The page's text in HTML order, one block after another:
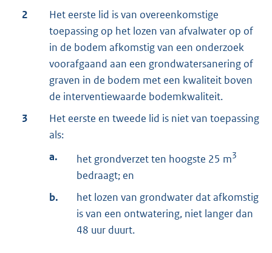
2
Het eerste lid is van overeenkomstige
toepassing op het lozen van afvalwater op of
in de bodem afkomstig van een onderzoek
voorafgaand aan een grondwatersanering of
graven in de bodem met een kwaliteit boven
de interventiewaarde bodemkwaliteit.
3
Het eerste en tweede lid is niet van toepassing
als:
a.
het grondverzet ten hoogste 25 m3
bedraagt; en
b.
het lozen van grondwater dat afkomstig
is van een ontwatering, niet langer dan
48 uur duurt.